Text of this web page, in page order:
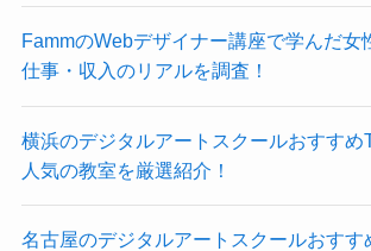
FammのWebデザイナー講座で学んだ女
仕事・収入のリアルを調査！
横浜のデジタルアートスクールおすすめ
人気の教室を厳選紹介！
名古屋のデジタルアートスクールおすす